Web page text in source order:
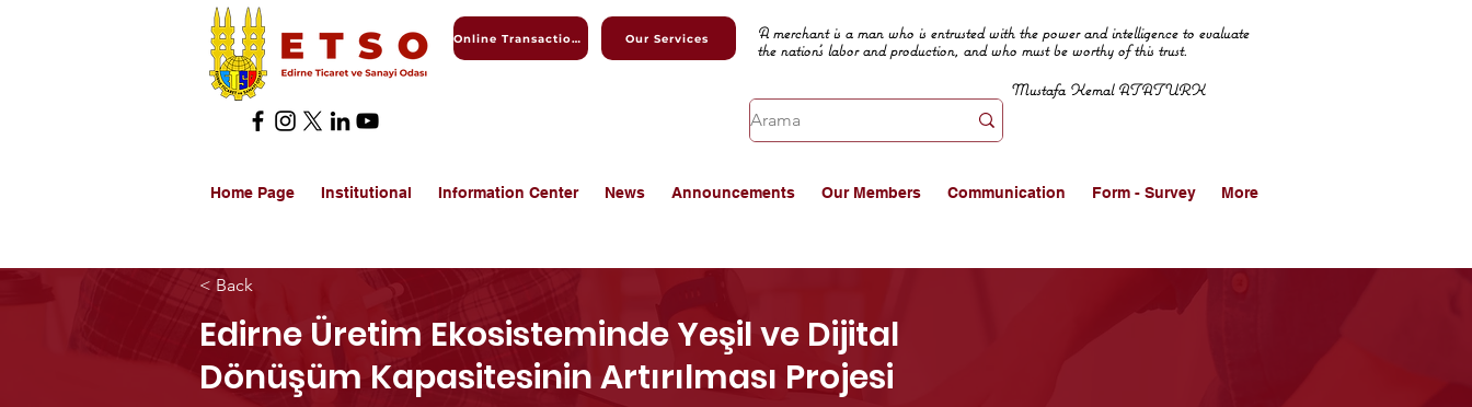
Online Transactions Our Services
A merchant is a man who is entrusted with the power and intelligence to evaluate
the nation's labor and production, and who must be worthy of this trust.
Mustafa Kemal ATATURK
Home Page Institutional Information Center News Announcements Our Members Communication Form - Survey More
< Back
Edirne Üretim Ekosisteminde Yeşil ve Dijital
Dönüşüm Kapasitesinin Artırılması Projesi